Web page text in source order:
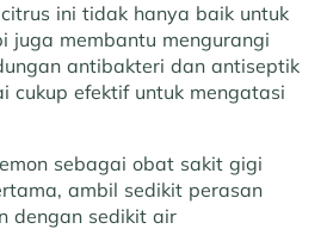
ini tidak hanya baik untuk
juga membantu mengurangi
antibakteri dan antiseptik
cukup efektif untuk mengatasi
sebagai obat sakit gigi
ambil sedikit perasan
dengan sedikit air